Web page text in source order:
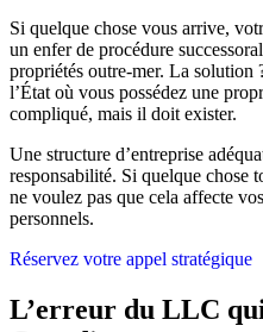
Si quelque chose vous arrive,
un enfer de procédure
propriétés outre-mer. La solution
l’État où vous possédez une
compliqué, mais il doit exister.
Une structure d’entreprise
responsabilité. Si quelque chose
ne voulez pas que cela affecte
personnels.
Réservez votre appel stratégique
L’erreur du LLC